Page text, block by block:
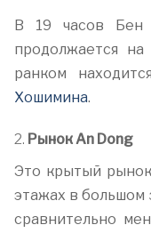
В 19 часов Бен
продолжается
ранком
Хошимина.
2. Рынок An Dong
Это крытый
этажах в большом
сравнительно